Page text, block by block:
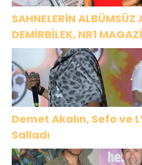
SAHNELERİN ALBÜMSÜZ
DEMİRBİLEK, NR1
ASSOLİST OLARAK VAR
Demet Akalın, Sefo ve
Salladı